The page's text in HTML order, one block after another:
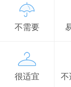
不需要
很适宜 不